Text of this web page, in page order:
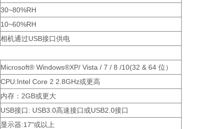
30~80%RH
10~60%RH
相机通过USB接口供电
Microsoft® Windows®XP/ Vista / 7 / 8 /10(32 & 64 位）
CPU:Intel Core 2 2.8GHz或更高
内存：2GB或更大
USB接口: USB3.0高速接口或USB2.0接口
显示器:17"或以上